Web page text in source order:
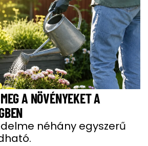
A NÖVÉNYEKET A
néhány egyszerű